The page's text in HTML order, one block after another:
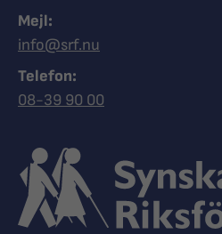
Mejl:
info@srf.nu
Telefon:
Ring Synskadades riksförbund
08-39 90 00